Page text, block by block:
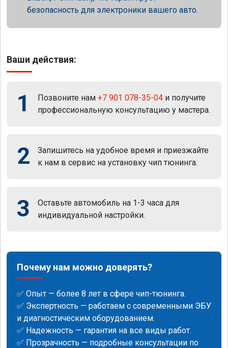
безопасность для электроники вашего авто.
Ваши действия:
1 Позвоните нам +7 901 078-35-04 и получите
профессиональную консультацию у мастера.
2
Запишитесь на удобное время и приезжайте
к нам в сервис на установку чип тюнинга.
3
Оставьте автомобиль на 1-3 часа для
индивидуальной настройки.
Почему нам можно доверять?
✅ Опыт — более 8 лет в сфере чип-тюнинга.
✅ Экспертность — работаем с современными ЭБУ
и диагностическим оборудованием.
✅ Надежность — гарантия на все виды работ.
✅ Прозрачность — подробные консультации по